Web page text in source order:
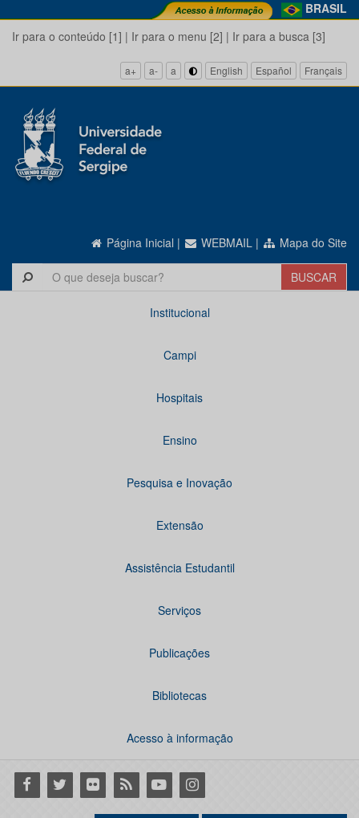
BRASIL
Ir para o conteúdo [1] | Ir para o menu [2] | Ir para a busca [3]
a+ a- a English Español Français
Página Inicial | WEBMAIL | Mapa do Site
Institucional
Campi
Hospitais
Ensino
Pesquisa e Inovação
Extensão
Assistência Estudantil
Serviços
Publicações
Bibliotecas
Acesso à informação
Facebook
Twitter Flickr RSS YoutubeInstagram